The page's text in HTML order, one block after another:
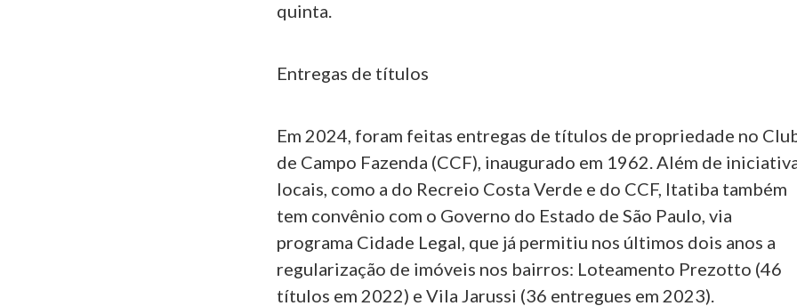
quinta.
Entregas de títulos
Em 2024, foram feitas entregas de títulos de propriedade no
de Campo Fazenda (CCF), inaugurado em 1962. Além de
locais, como a do Recreio Costa Verde e do CCF, Itatiba também
tem convênio com o Governo do Estado de São Paulo, via
programa Cidade Legal, que já permitiu nos últimos dois anos a
regularização de imóveis nos bairros: Loteamento Prezotto (46
títulos em 2022) e Vila Jarussi (36 entregues em 2023).